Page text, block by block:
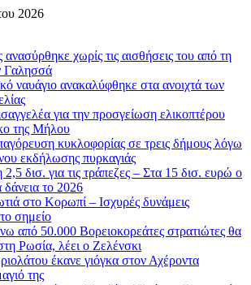
2026
χωρίς τις αισθήσεις του από τη
Γαλησσά
ναυάγιο ανακαλύφθηκε στα ανοιχτά των
για την προσγείωση ελικοπτέρου
της Μήλου
κυκλοφορίας σε τρεις δήμους λόγω
εκδήλωσης πυρκαγιάς
δισ. για τις τράπεζες – Στα 15 δισ. ευρώ ο
δάνεια το 2026
στο Κορωπί – Ισχυρές δυνάμεις
σημείο
από 50.000 Βορειοκορεάτες στρατιώτες θα
Ρωσία, λέει ο Ζελένσκι
έκανε γιόγκα στον Αχέροντα
της